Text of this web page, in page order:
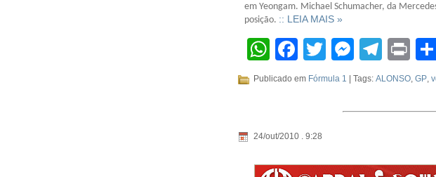
em Yeongam. Michael Schumacher, da
posição. :: LEIA MAIS »
WhatsApp
Facebook
Twitter
Publicado em Fórmula 1 | Tags: ALONSO, GP,
24/out/2010 . 9:28